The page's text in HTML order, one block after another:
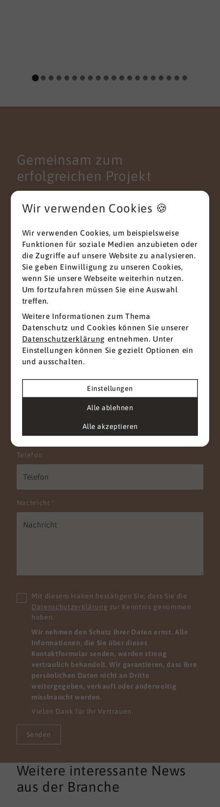
Menschen stehen seit jeher im Zentrum meines
Kommunikationsfähigkeitverbunden mit einer
empathischen Fähigkeiten. Dabei verstehe ich
mich als umsetzungs­orientierten Manager
mitHands-on-Mentalität . Ich bin ein interkulturell
ethischen Standards. Und damit Ansprechpartner
Leben sind meine Frau Kathrin und ich seit 30
Jahren verheiratet und wir haben zusammen drei
erwachsene Töchter, die mittlerweile ihre eigenen
Wege gehen. Zu unserem aktuellen Haushalt
gehören ein 12-jähriger Kater und zwei Labradore
im Alter von 12 Jahren und 6 Monaten. Persönlich
ist mir ehrenamtliches Engagement sehr wichtig.
Insofern engagiere ich mich in verschiedenen
Bereichen u.a. bei Rotary international und lokal
vor Ort in unserer Gemeinde. Ich bin
leidenschaftlicher Mountain Biker. Bei dieser
Sportart kommt es auf viele Aspekte an, das
Gemeinsam zum
erfolgreichen Projekt
Wir freuen uns auf Ihre Nachricht
Anrede
Vorname
Nachname*
Telefon
Nachricht *
Mit diesem Haken bestätigen Sie, dass Sie die
Datenschutzerklärung zur Kenntnis genommen
haben.
Wir nehmen den Schutz Ihrer Daten ernst. Alle
Informationen, die Sie über dieses
Kontaktformular senden, werden streng
vertraulich behandelt. Wir garantieren, dass Ihre
persönlichen Daten nicht an Dritte
weitergegeben, verkauft oder anderweitig
missbraucht werden.
Vielen Dank für Ihr Vertrauen.
Senden
Weitere interessante News
aus der Branche
Wir verwenden Cookies 🍪
Wir verwenden Cookies, um beispielsweise
Funktionen für soziale Medien anzubieten oder
die Zugriffe auf unsere Website zu analysieren.
Sie geben Einwilligung zu unseren Cookies,
wenn Sie unsere Webseite weiterhin nutzen.
Um fortzufahren müssen Sie eine Auswahl
treffen.
Weitere Informationen zum Thema
Datenschutz und Cookies können Sie unserer
Datenschutzerklärung entnehmen. Unter
Einstellungen können Sie gezielt Optionen ein
und ausschalten.
Einstellungen
Alle ablehnen
Alle akzeptieren